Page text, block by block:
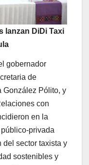
lanzan DiDi Taxi
gobernador
de
González Pólito, y
con
en la
privada
del sector taxista y
sostenibles y